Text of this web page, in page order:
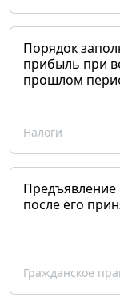
Порядок
прибыль при
прошлом
Налоги
Предъявление
после его
Гражданское